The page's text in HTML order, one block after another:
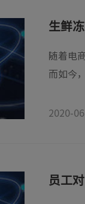
生鲜
随着电
而如今
2020-
员工